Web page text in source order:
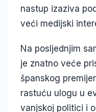
nastup izaziva
veći medijski
Na posljednjim
je znatno veće
španskog
rastuću ulogu u
vanjskoj politici i